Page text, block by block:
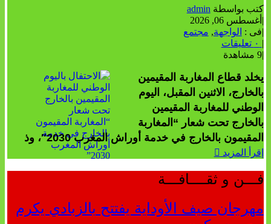
كتب بواسطةadmin
أغسطس 06, 2026
فى : الواجهة,مجتمع
يخلد قطاع المغاربة المقيمين
بالخارج، الاثنين المقبل، اليوم
الوطني للمغاربة المقيمين
بالخارج تحت شعار “المغاربة
المقيمون بالخارج في خدمة أوراش المغرب 2030″، وذ
إقرأ المزيد
فـــن و ثقــــافـــة
مهرجان صيف الأوداية يفتتح بالزبادي يكرم